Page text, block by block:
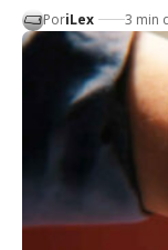
PoriLex 3 min